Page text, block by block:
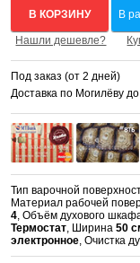
В КОРЗИНУ В
Нашли дешевле?
Под заказ (от 2 дней)
Доставка по Могилёву
Тип варочной
Материал рабочей
4, Объём духового
Термостат, Ширина50
электронное, Очистка